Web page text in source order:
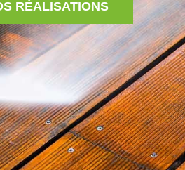
RÉALISATIONS